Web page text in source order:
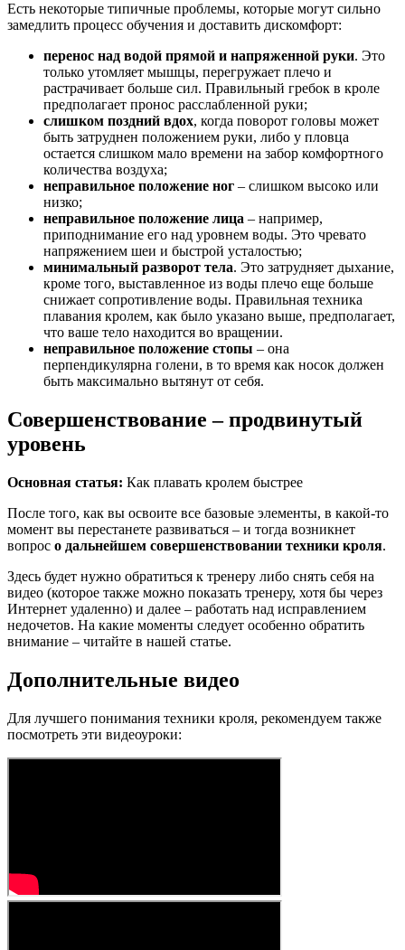
Есть некоторые типичные проблемы, которые могут сильно
замедлить процесс обучения и доставить дискомфорт:
перенос над водой прямой и напряженной руки. Это
только утомляет мышцы, перегружает плечо и
растрачивает больше сил. Правильный гребок в кроле
предполагает пронос расслабленной руки;
слишком поздний вдох, когда поворот головы может
быть затруднен положением руки, либо у пловца
остается слишком мало времени на забор комфортного
количества воздуха;
неправильное положение ног – слишком высоко или
низко;
неправильное положение лица – например,
приподнимание его над уровнем воды. Это чревато
напряжением шеи и быстрой усталостью;
минимальный разворот тела. Это затрудняет дыхание,
кроме того, выставленное из воды плечо еще больше
снижает сопротивление воды. Правильная техника
плавания кролем, как было указано выше, предполагает,
что ваше тело находится во вращении.
неправильное положение стопы – она
перпендикулярна голени, в то время как носок должен
быть максимально вытянут от себя.
Совершенствование – продвинутый
уровень
Основная статья: Как плавать кролем быстрее
После того, как вы освоите все базовые элементы, в какой-то
момент вы перестанете развиваться – и тогда возникнет
вопрос о дальнейшем совершенствовании техники кроля.
Здесь будет нужно обратиться к тренеру либо снять себя на
видео (которое также можно показать тренеру, хотя бы через
Интернет удаленно) и далее – работать над исправлением
недочетов. На какие моменты следует особенно обратить
внимание – читайте в нашей статье.
Дополнительные видео
Для лучшего понимания техники кроля, рекомендуем также
посмотреть эти видеоуроки: